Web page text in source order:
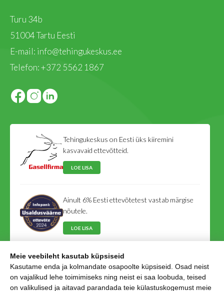
Turu 34b
51004 Tartu Eesti
E-mail: info@tehingukeskus.ee
Telefon:+372 5562 1867
Tehingukeskus on Eesti üks kiiremini
kasvavaid ettevõtteid.
LOE LISA
Ainult 6% Eesti ettevõtetest vastab märgise
nõutele.
LOE LISA
Tehingukeskus on Eesti Võlausaldajate Liidu
liige.
LOE LISA
Meie veebileht kasutab küpsiseid
Kasutame enda ja kolmandate osapoolte küpsiseid. Osad neist
on vajalikud lehe toimimiseks ning neist ei saa loobuda, teised
on valikulised ja aitavad parandada teie külastuskogemust meie